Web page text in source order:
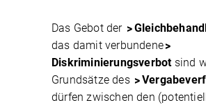
Das Gebot der
das damit verbundene
Diskriminierungsverbotsind
Grundsätze des
dürfen zwischen den